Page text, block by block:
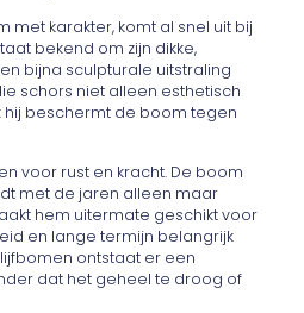
met karakter, komt al snel uit bij
bekend om zijn dikke,
bijna sculpturale uitstraling
schors niet alleen esthetisch
hij beschermt de boom tegen
voor rust en kracht. De boom
met de jaren alleen maar
hem uitermate geschikt voor
en lange termijn belangrijk
ontstaat er een
dat het geheel te droog of